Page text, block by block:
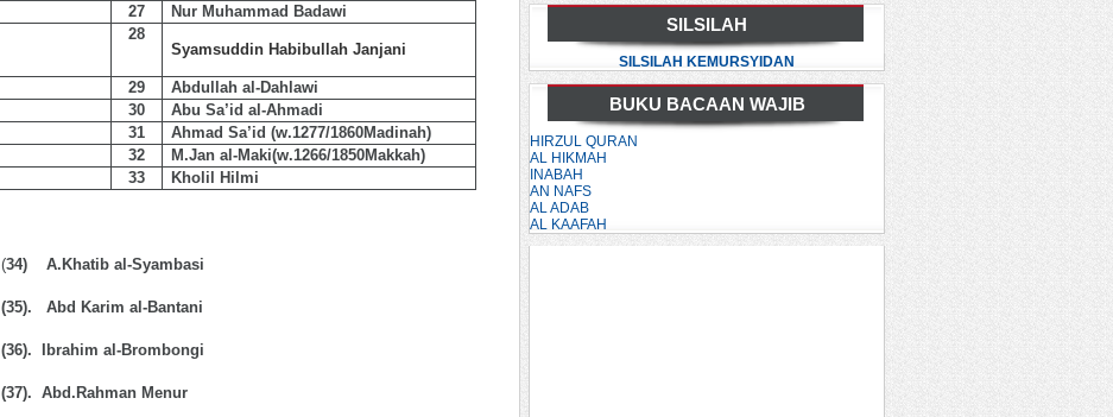
SILSILAH
SILSILAH KEMURSYIDAN
BUKU BACAAN WAJIB
HIRZUL QURAN
AL HIKMAH
INABAH
AN NAFS
AL ADAB
AL KAAFAH
27
Nur Muhammad Badawi
28
Syamsuddin Habibullah Janjani
29
Abdullah al-Dahlawi
30
Abu Sa’id al-Ahmadi
31
Ahmad Sa’id (w.1277/1860Madinah)
32
M.Jan al-Maki(w.1266/1850Makkah)
33 Kholil Hilmi
(34) A.Khatib al-Syambasi
(35). Abd Karim al-Bantani
(36). Ibrahim al-Brombongi
(37). Abd.Rahman Menur